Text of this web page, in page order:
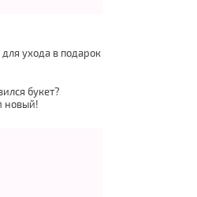
ухода в подарок
букет?
новый!